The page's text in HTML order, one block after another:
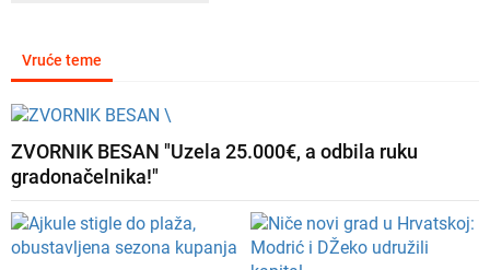
Vruće teme
ZVORNIK BESAN "Uzela 25.000€, a odbila ruku
gradonačelnika!"